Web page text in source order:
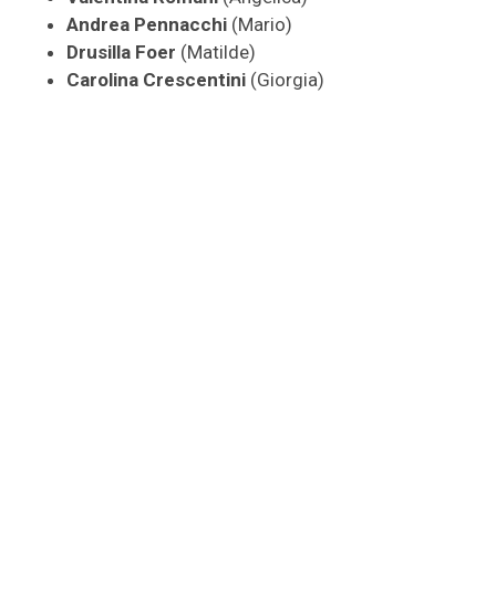
Andrea Pennacchi (Mario)
Drusilla Foer (Matilde)
Carolina Crescentini (Giorgia)